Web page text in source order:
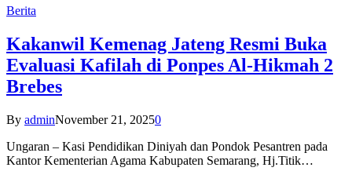
Berita
Kakanwil Kemenag Jateng Resmi Buka
Evaluasi Kafilah di Ponpes Al-Hikmah 2
Brebes
By adminNovember 21, 20250
Ungaran – Kasi Pendidikan Diniyah dan Pondok Pesantren pada
Kantor Kementerian Agama Kabupaten Semarang, Hj.Titik…